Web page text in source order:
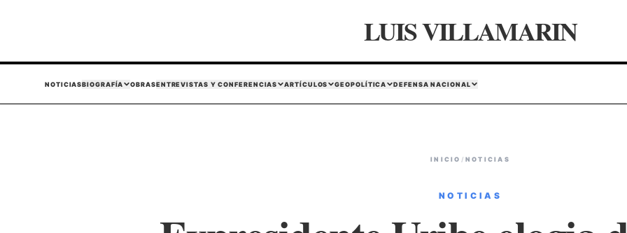
LUIS VILLAMARIN
NOTICIASBIOGRAFÍA OBRASENTREVISTAS Y CONFERENCIAS ARTÍCULOS GEOPOLÍTICA DEFENSA NACIONAL
INICIO / NOTICIAS
NOTICIAS